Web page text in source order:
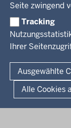
Seite zwingend
Tracking
Ihrer
Ausgewählte
Alle Cookies
Fußzeile
Impressum